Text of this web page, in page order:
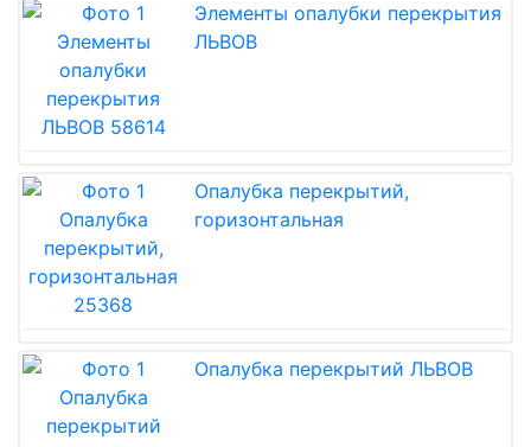
Элементы опалубки перекрытия
ЛЬВОВ
Опалубка перекрытий,
горизонтальная
Опалубка перекрытий ЛЬВОВ